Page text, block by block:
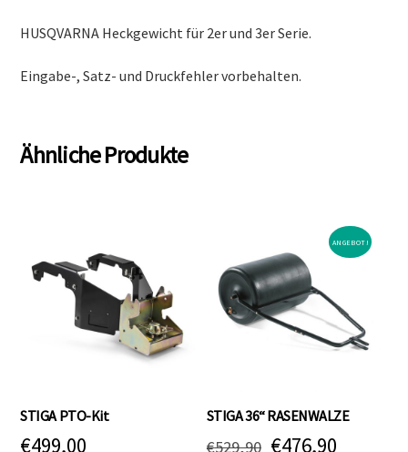
HUSQVARNA Heckgewicht für 2er und 3er Serie.
Eingabe-, Satz- und Druckfehler vorbehalten.
Ähnliche Produkte
STIGA PTO-Kit
€499,00
ANGEBOT!
STIGA 36“ RASENWALZE
€529,90 Ursprünglicher
€476,90